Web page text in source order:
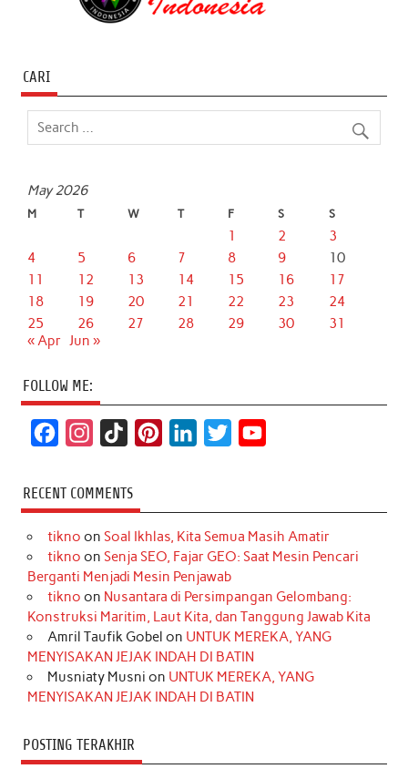
CARI
May 2026
M T W T F S S
1 2
3
4
5 6 7 8 9
10
11
12 13 14 15 16
17
18
19 20 21 22 23
24
25
26 27 28 29 30
31
« Apr Jun »
FOLLOW ME:
c
e
b
o
k
s
t
a
r
a
m
k
T
o
k
t
e
r
e
s
t
k
e
d
I
n
t
t
r
T
u
e
RECENT COMMENTS
tikno on Soal Ikhlas, Kita Semua Masih Amatir
tikno on Senja SEO, Fajar GEO: Saat Mesin Pencari
Berganti Menjadi Mesin Penjawab
tikno on Nusantara di Persimpangan Gelombang:
Konstruksi Maritim, Laut Kita, dan Tanggung Jawab Kita
Amril Taufik Gobel on UNTUK MEREKA, YANG
MENYISAKAN JEJAK INDAH DI BATIN
Musniaty Musni on UNTUK MEREKA, YANG
MENYISAKAN JEJAK INDAH DI BATIN
POSTING TERAKHIR